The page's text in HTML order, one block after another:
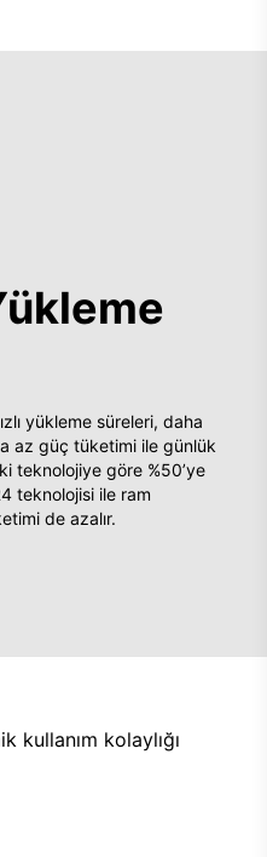
yükleme süreleri, daha
az güç tüketimi ile günlük
teknolojiye göre %50’ye
teknolojisi ile ram
de azalır.
kolaylığı